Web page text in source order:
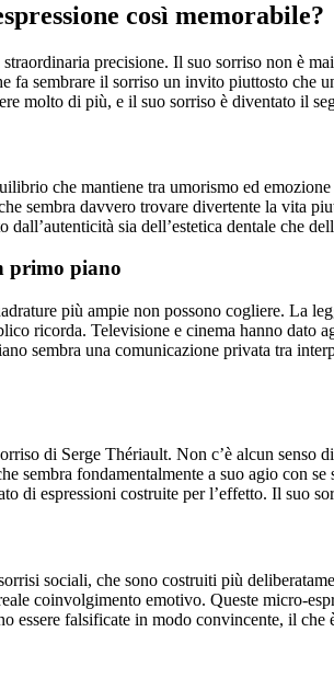
così memorabile?
precisione. Il suo sorriso non è
sembrare il sorriso un invito piuttosto che
molto di più, e il suo sorriso è diventato il
che mantiene tra umorismo ed
sembra davvero trovare divertente la vita
sia dell’estetica dentale che
primo piano
più ampie non possono cogliere. La
ricorda. Televisione e cinema hanno dato
sembra una comunicazione privata tra
di Serge Thériault. Non c’è alcun senso
sembra fondamentalmente a suo agio con
di espressioni costruite per l’effetto. Il suo
sociali, che sono costruiti più
coinvolgimento emotivo. Queste micro-
essere falsificate in modo convincente, il